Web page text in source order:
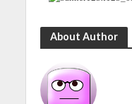
About Author